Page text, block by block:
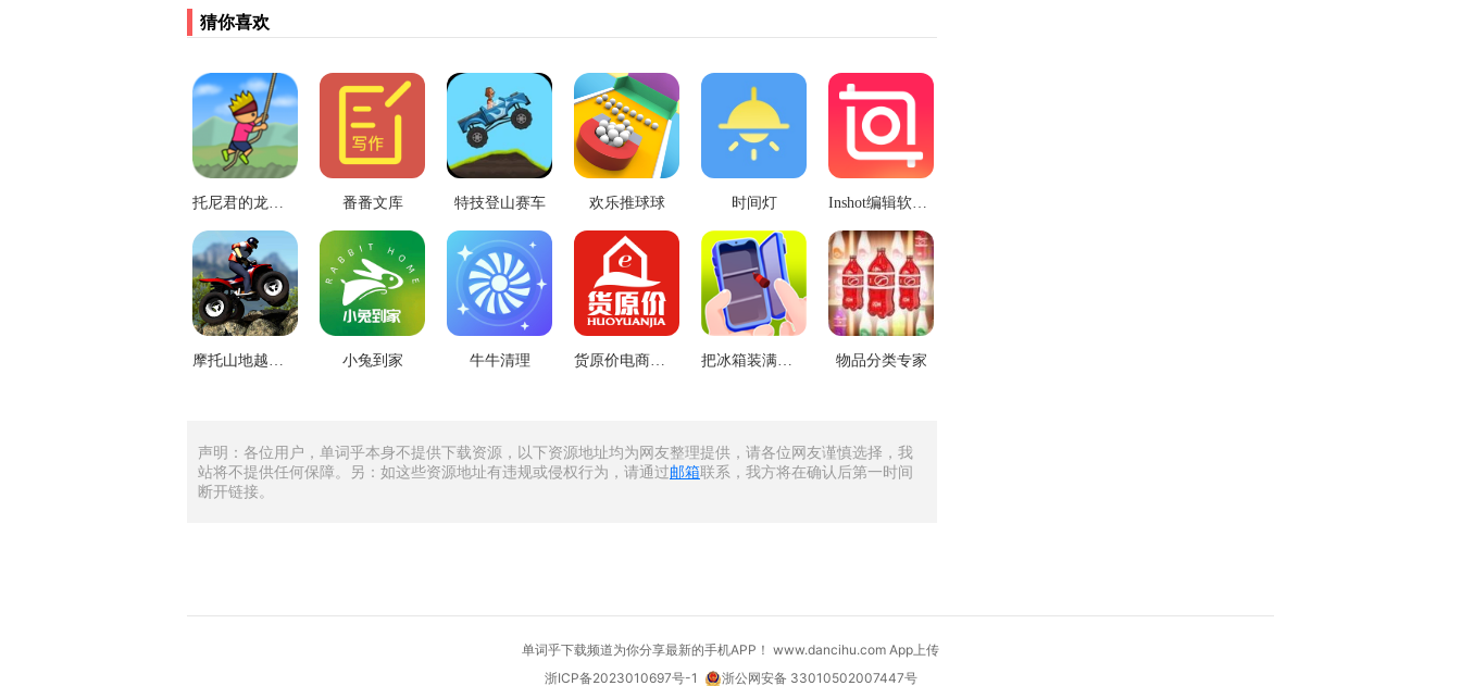
猜你喜欢
托尼君的龙虾跳跃 番番文库 特技登山赛车 欢乐推球球 时间灯 Inshot编辑软件2024
摩托山地越野赛 小兔到家 牛牛清理 货原价电商采购 把冰箱装满益智 物品分类专家
声明：各位用户，单词乎本身不提供下载资源，以下资源地址均为网友整理提供，请各位网友谨慎选择，我
站将不提供任何保障。另：如这些资源地址有违规或侵权行为，请通过邮箱联系，我方将在确认后第一时间
断开链接。
单词乎下载频道为你分享最新的手机APP！ www.dancihu.com App上传
浙ICP备2023010697号-1
浙公网安备 33010502007447号